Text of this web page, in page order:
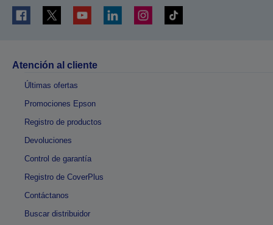
Atención al cliente
Últimas ofertas
Promociones Epson
Registro de productos
Devoluciones
Control de garantía
Registro de CoverPlus
Contáctanos
Buscar distribuidor